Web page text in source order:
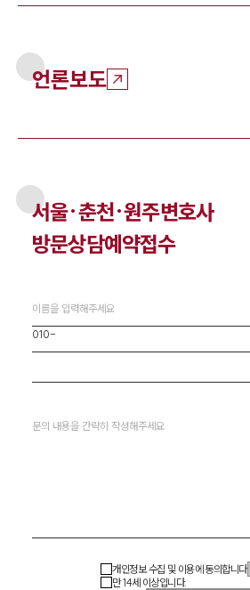
언론보도
서울·춘천·원주변호사
방문상담예약접수
개인정보 수집 및 이용에 동의합니다
만 14세 이상입니다.